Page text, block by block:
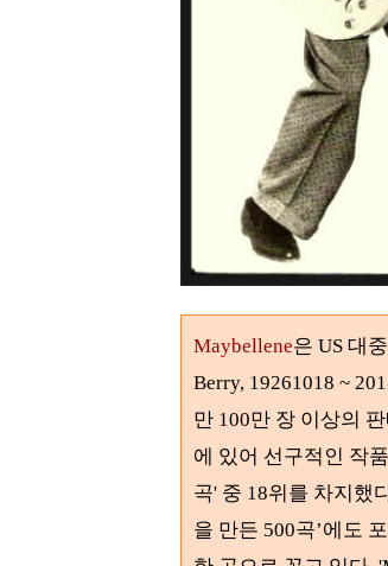
Maybellene은 US 대
Berry, 19261018 ~
만 100만 장 이상의
에 있어 선구적인 작
곡' 중 18위를 차지했
을 만든 500곡’에도